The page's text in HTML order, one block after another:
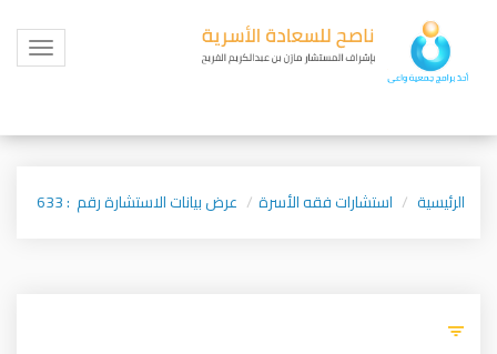
Toggle
الرئيسية استشارات فقه الأسرة عرض بيانات الاستشارة رقم : 633